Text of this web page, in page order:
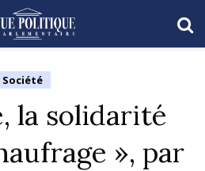
Société
la solidarité
», par